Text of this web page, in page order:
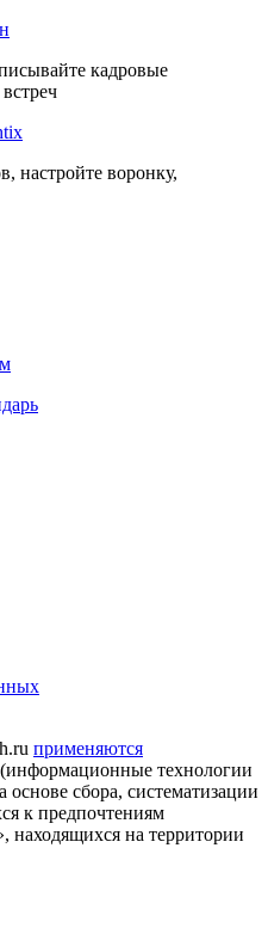
кадровые
настройте воронку,
применяются
(информационные технологии
сбора, систематизации
к предпочтениям
находящихся на территории